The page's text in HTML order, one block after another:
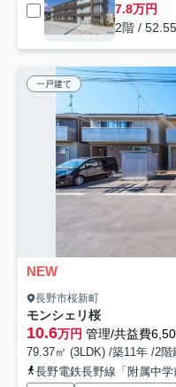
7.8万円
2階 /
一戸建て
NEW
長野市桜新町
モンシェリ桜
10.6万円 管理/共益費
79.37㎡ (3LDK) /築11年 /2階
長野電鉄長野線「附属中